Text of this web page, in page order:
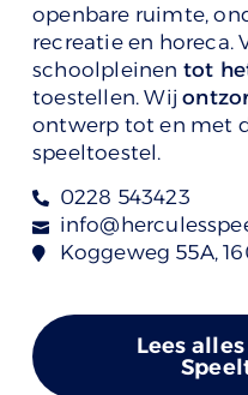
openbare ruimte,
recreatie en horeca.
schoolpleinen tot
toestellen. Wij
ontwerp tot en met
speeltoestel.
0228 543423
Koggeweg 55A,
Lees